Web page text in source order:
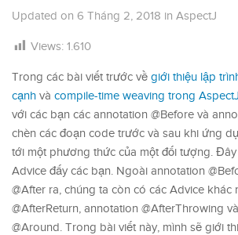
Updated on 6 Tháng 2, 2018 in AspectJ
Views: 1.610
Trong các bài viết trước về giới thiệu lập
cạnh và compile-time weaving trong AspectJ
với các bạn các annotation @Before và
chèn các đoạn code trước và sau khi ứng
tới một phương thức của một đối tượng.
Advice đấy các bạn. Ngoài annotation
@After ra, chúng ta còn có các Advice khác
@AfterReturn, annotation @AfterThrowing
@Around. Trong bài viết này, mình sẽ giới